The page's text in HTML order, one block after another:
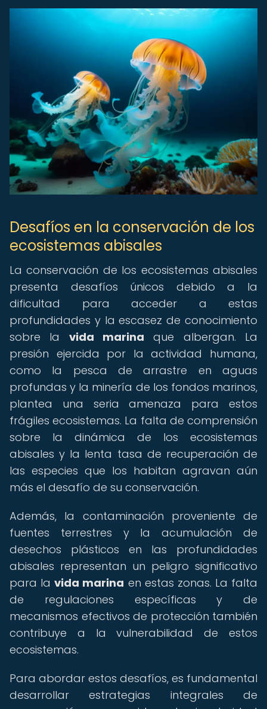
Desafíos en la conservación de los
ecosistemas abisales
La conservación de los ecosistemas abisales
presenta desafíos únicos debido a la
dificultad para acceder a estas
profundidades y la escasez de conocimiento
sobre la vida marina que albergan. La
presión ejercida por la actividad humana,
como la pesca de arrastre en aguas
profundas y la minería de los fondos marinos,
plantea una seria amenaza para estos
frágiles ecosistemas. La falta de comprensión
sobre la dinámica de los ecosistemas
abisales y la lenta tasa de recuperación de
las especies que los habitan agravan aún
más el desafío de su conservación.
Además, la contaminación proveniente de
fuentes terrestres y la acumulación de
desechos plásticos en las profundidades
abisales representan un peligro significativo
para lavida marina en estas zonas. La falta
de regulaciones específicas y de
mecanismos efectivos de protección también
contribuye a la vulnerabilidad de estos
ecosistemas.
Para abordar estos desafíos, es fundamental
desarrollar estrategias integrales de